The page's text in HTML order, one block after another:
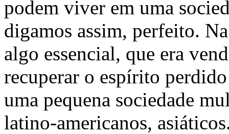
podem viver em uma
digamos assim, perfeito.
algo essencial, que era
recuperar o espírito
uma pequena sociedade
latino-americanos,